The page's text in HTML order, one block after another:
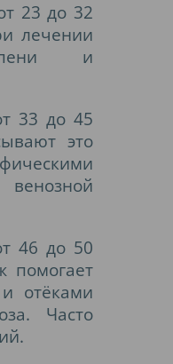
23 до 32
лечении
и
33 до 45
это
46 до 50
помогает
отёками
Часто